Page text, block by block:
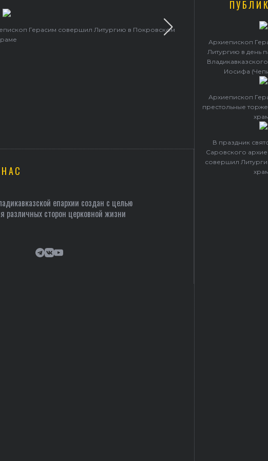
Герасим совершил Литургию в Покровском
епархии создан c целью
различных сторон церковной жизни
Архиепископ
Литургию в день
Иосифа
Архиепископ
престольные
В праздник
Саровского
совершил